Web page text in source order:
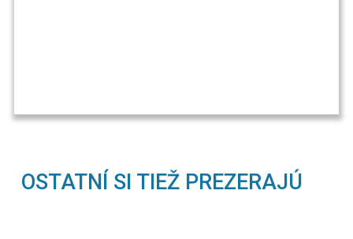
OSTATNÍ SI TIEŽ PREZERAJÚ